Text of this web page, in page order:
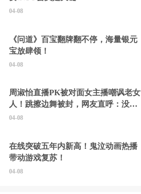
04-08
《问道》百宝翻牌翻不停，海量银元
宝放肆领！
04-08
周淑怡直播PK被对面女主播嘲讽老女
人！跳擦边舞被封，网友直呼：没边
硬擦封的好！
04-08
在线突破五年内新高！鬼泣动画热播
带动游戏复苏！
04-08